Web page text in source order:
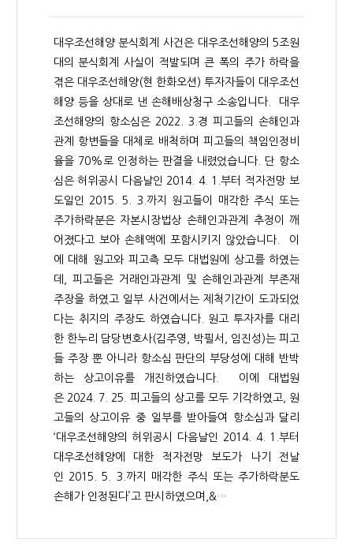
대우조선해양 분식회계 사건은 대우조선해양의 5조원
대의 분식회계 사실이 적발되며 큰 폭의 주가 하락을
겪은 대우조선해양(현 한화오션) 투자자들이 대우조선
해양 등을 상대로 낸 손해배상청구 소송입니다. 대우
조선해양의 항소심은 2022. 3.경 피고들의 손해인과
관계 항변들을 대체로 배척하며 피고들의 책임인정비
율을 70%로 인정하는 판결을 내렸었습니다. 단 항소
심은 허위공시 다음날인 2014. 4. 1.부터 적자전망 보
도일인 2015. 5. 3.까지 원고들이 매각한 주식 또는
주가하락분은 자본시장법상 손해인과관계 추정이 깨
어졌다고 보아 손해액에 포함시키지 않았습니다. 이
에 대해 원고와 피고측 모두 대법원에 상고를 하였는
데, 피고들은 거래인과관계 및 손해인과관계 부존재
주장을 하였고 일부 사건에서는 제척기간이 도과되었
다는 취지의 주장도 하였습니다. 원고 투자자를 대리
한 한누리 담당변호사(김주영, 박필서, 임진성)는 피고
들 주장 뿐 아니라 항소심 판단의 부당성에 대해 반박
하는 상고이유를 개진하였습니다. 이에 대법원
은 2024. 7. 25. 피고들의 상고를 모두 기각하였고, 원
고들의 상고이유 중 일부를 받아들여 항소심과 달리
‘대우조선해양의 허위공시 다음날인 2014. 4. 1.부터
대우조선해양에 대한 적자전망 보도가 나기 전날
인 2015. 5. 3.까지 매각한 주식 또는 주가하락분도
손해가 인정된다’고 판시하였으며,&…